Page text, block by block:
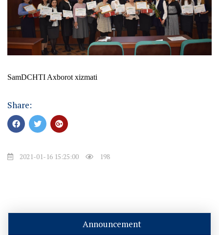
SamDCHTI Axborot xizmati
Share:
2021-01-16 15:25:00 198
Announcement